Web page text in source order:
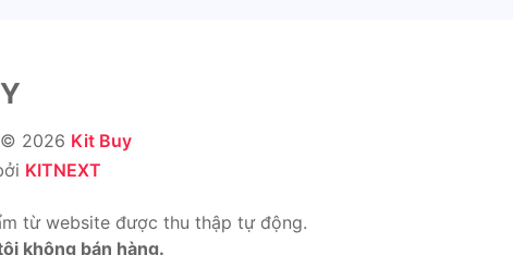
© 2026 Kit Buy
KITNEXT
từ website được thu thập tự động.
không bán hàng.